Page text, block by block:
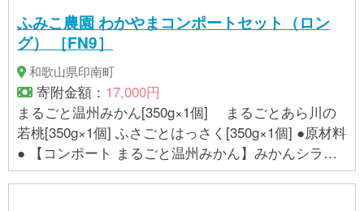
ムージー キウイフルーツ＆ほうれん草】 キウイフ
ルーツピューレ〔キウイフルーツ（和歌山県産）、
濃縮キウイフルーツ果汁〕、砂糖〔てん菜（北海道
産）〕、ほうれん草ピューレ〔ほうれん草（国
産）〕、寒天加工品（ぶどう糖、寒天、こんにゃく
粉）／酸化防止剤（ビタミンＣ） 【スムージー い
ちじく＆とうもろこし】 いちじくピューレ〔いちじ
く（和歌山県産）、砂糖〔てん菜（北海道産）〕、
とうもろこしピューレとうもろこし（国産）〕、寒
ふみこ農園 わかやまコンポートセット（ロン
グ） ［FN9］
和歌山県印南町
寄附金額： 17,000円
まるごと温州みかん[350g×1個] まるごとあら川の
若桃[350g×1個] ふさごとはっさく[350g×1個] ●原材料
● 【コンポート まるごと温州みかん】みかんシラッ
プ漬け[うんしゅうみかん(和歌山県産)、みかん果汁